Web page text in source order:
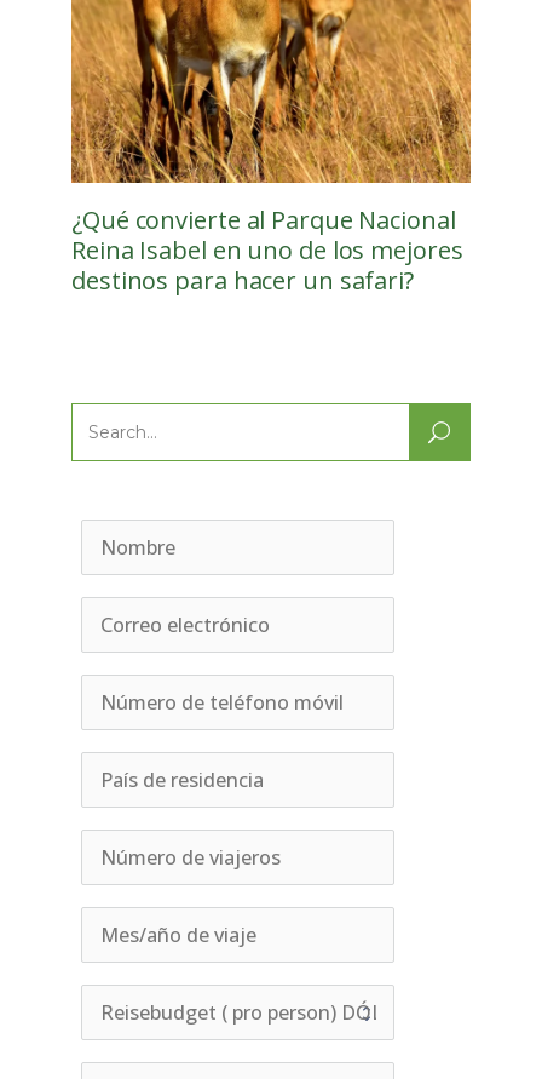
¿Qué convierte al Parque Nacional
Reina Isabel en uno de los mejores
destinos para hacer un safari?
Search
for: